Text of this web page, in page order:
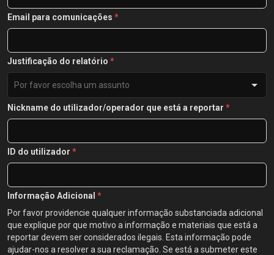
Email para comunicações *
Justificação do relatório *
Por favor escolha um assunto
Nickname do utilizador/operador que está a reportar *
ID do utilizador *
Informação Adicional *
Por favor providencie qualquer informação substanciada adicional
que explique por que motivo a informação e materiais que está a
reportar devem ser considerados ilegais. Esta informação pode
ajudar-nos a resolver a sua reclamação. Se está a submeter este